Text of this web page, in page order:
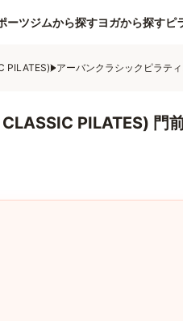
ーツジムから探すヨガから探すピ
PILATES) アーバンクラシックピラテ
PILATES) 門